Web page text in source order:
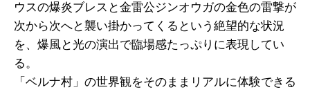
ウスの爆炎ブレスと金雷公ジンオウガの金色の雷撃が
次から次へと襲い掛かってくるという絶望的な状況
を、爆風と光の演出で臨場感たっぷりに表現してい
る。
「ベルナ村」の世界観をそのままリアルに体験できる